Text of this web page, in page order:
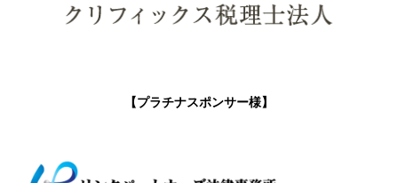
【プラチナスポンサー様】